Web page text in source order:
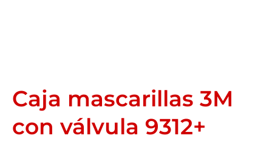
Caja mascarillas 3M
con válvula 9312+